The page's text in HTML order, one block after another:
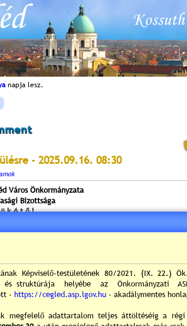
napja lesz.
- 2025.09.16. 08:30
Város Önkormányzata
Bizottsága
k é t ő l
meghívom.
kistanácskozó terme
tér. 1.
meghívó) »